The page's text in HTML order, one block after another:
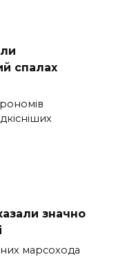
спалах
значно
марсохода